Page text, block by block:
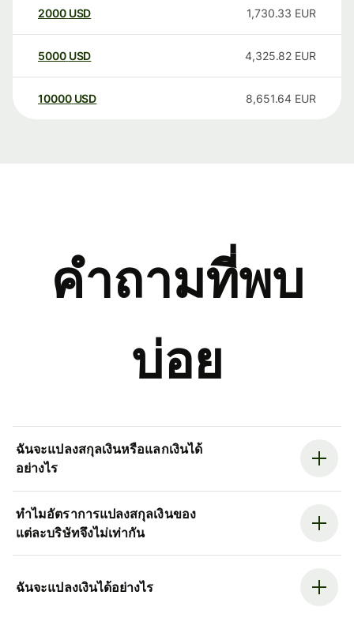
2000 USD 1,730.33 EUR
5000 USD 4,325.82 EUR
10000 USD 8,651.64 EUR
คำถามที่พบ
บ่อย
ฉันจะแปลงสกุลเงินหรือแลกเงินได้
อย่างไร
ทำไมอัตราการแปลงสกุลเงินของ
แต่ละบริษัทจึงไม่เท่ากัน
ฉันจะแปลงเงินได้อย่างไร